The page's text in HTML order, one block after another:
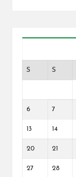
S S
6 7
13 14
20 21
27 28